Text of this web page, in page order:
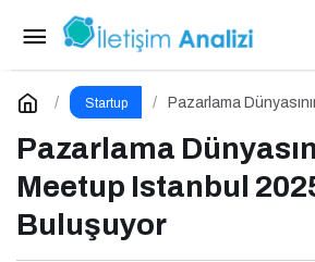
Startup
Pazarlama
Pazarlama
Meetup Istanbul
Buluşuyor
SaaS Summit Güz 25 İçin
Yorum Yap